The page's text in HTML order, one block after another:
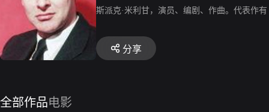
斯派克·米利甘，演员、编剧、作曲。代表作
分享
全部作品电影